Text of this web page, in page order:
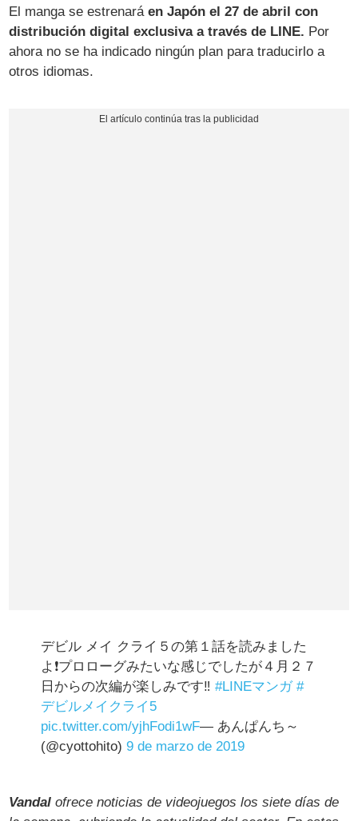
El manga se estrenaráen Japón el 27 de abril con
distribución digital exclusiva a través de LINE. Por
ahora no se ha indicado ningún plan para traducirlo a
otros idiomas.
デビル メイ クライ５の第１話を読みました
よ❗️プロローグみたいな感じでしたが４月２７
日からの次編が楽しみです‼️#LINEマンガ #
デビルメイクライ5
pic.twitter.com/yjhFodi1wF— あんぱんち～
(@cyottohito)9 de marzo de 2019
Vandal ofrece noticias de videojuegos los siete días de